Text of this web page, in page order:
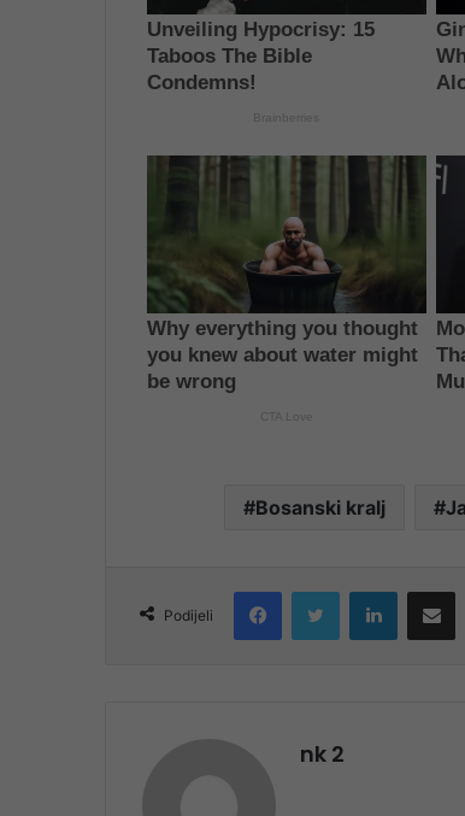
Bosanski kralj
Podijeli
FacebookTwitter LinkedIn
nk 2